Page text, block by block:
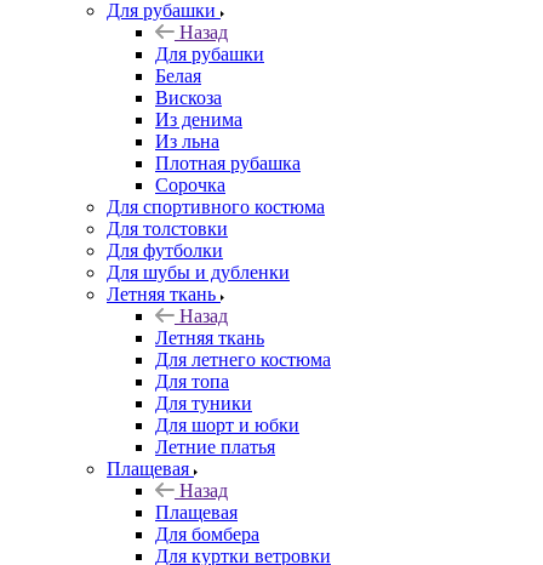
Для рубашки
Назад
Для рубашки
Белая
Вискоза
Из денима
Из льна
Плотная рубашка
Сорочка
Для спортивного костюма
Для толстовки
Для футболки
Для шубы и дубленки
Летняя ткань
Назад
Летняя ткань
Для летнего костюма
Для топа
Для туники
Для шорт и юбки
Летние платья
Плащевая
Назад
Плащевая
Для бомбера
Для куртки ветровки